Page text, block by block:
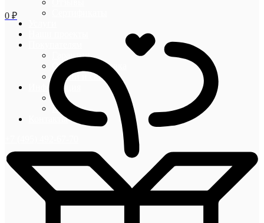
Гарантии
Оплата и доставка
Акции и скидки
Информация
Блог
Новости
Контакты
0 ₽